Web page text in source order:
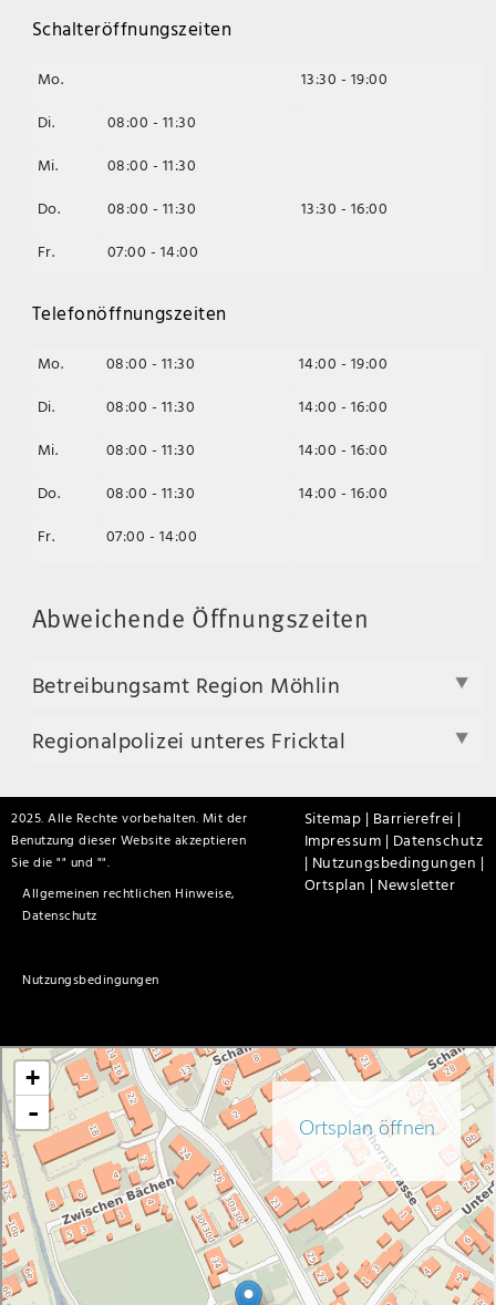
Schalteröffnungszeiten
Mo.
13:30 - 19:00
Di.
08:00 - 11:30
Mi.
08:00 - 11:30
Do.
08:00 - 11:30
13:30 - 16:00
Fr.
07:00 - 14:00
Telefonöffnungszeiten
Mo. 08:00 - 11:30
14:00 - 19:00
Di.
08:00 - 11:30
14:00 - 16:00
Mi.
08:00 - 11:30
14:00 - 16:00
Do.
08:00 - 11:30
14:00 - 16:00
Fr.
07:00 - 14:00
Abweichende Öffnungszeiten
Betreibungsamt Region Möhlin
Regionalpolizei unteres Fricktal
2025. Alle Rechte vorbehalten. Mit der
Benutzung dieser Website akzeptieren
Sie die "
Allgemeinen rechtlichen Hinweise,
Datenschutz
" und "
Nutzungsbedingungen
".
Sitemap | Barrierefrei |
Impressum | Datenschutz
| Nutzungsbedingungen |
Ortsplan | Newsletter